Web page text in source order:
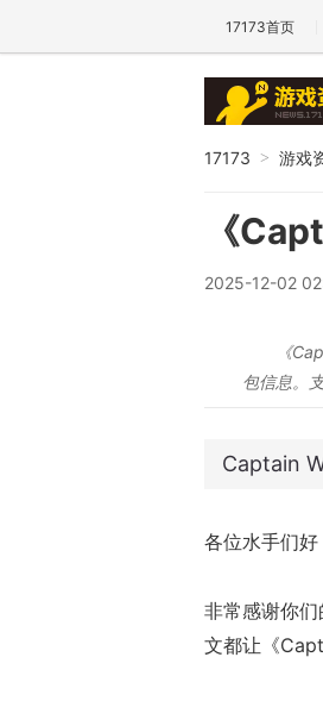
17173首页
17173 > 游戏
《
2025-12-02
《
包信息。
Captain
各位水手们好
非常感谢你
文都让《